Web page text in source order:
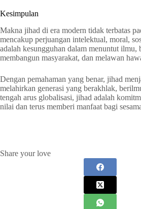
Kesimpulan
Makna jihad di era modern tidak terbatas
mencakup perjuangan intelektual, moral,
adalah kesungguhan dalam menuntut ilmu,
membangun masyarakat, dan melawan
Dengan pemahaman yang benar, jihad
melahirkan generasi yang berakhlak,
tengah arus globalisasi, jihad adalah
nilai dan terus memberi manfaat bagi
Share your love